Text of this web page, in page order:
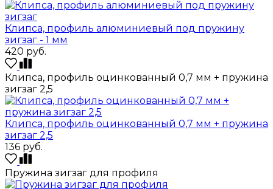
Клипса, профиль алюминиевый под пружину
зигзаг - 1 мм
420 руб.
Клипса, профиль оцинкованный 0,7 мм + пружина
зигзаг 2,5
Клипса, профиль оцинкованный 0,7 мм + пружина
зигзаг 2,5
136 руб.
Пружина зигзаг для профиля